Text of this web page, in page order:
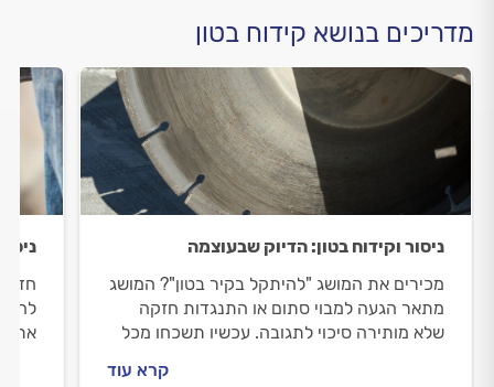
מדריכים בנושא קידוח בטון
ניסור וקידוח בטון: הדיוק שבעוצמה
מכירים את המושג "להיתקל בקיר בטון"? המושג
מתאר הגעה למבוי סתום או התנגדות חזקה
שלא מותירה סיכוי לתגובה. עכשיו תשכחו מכל
קרא עוד
חדר
את